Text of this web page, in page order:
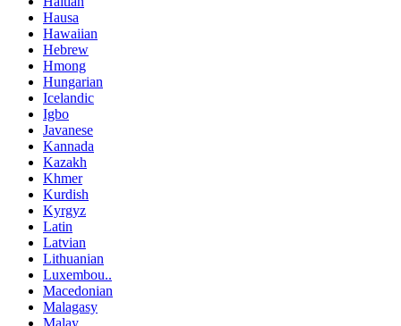
Hausa
Hawaiian
Hebrew
Hmong
Hungarian
Icelandic
Igbo
Javanese
Kannada
Kazakh
Khmer
Kurdish
Kyrgyz
Latin
Latvian
Lithuanian
Luxembou..
Macedonian
Malagasy
Malay